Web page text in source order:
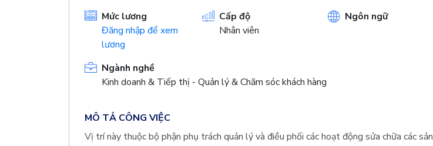
Mức lương
Đăng nhập để xem
lương
Cấp độ
Nhân viên
Ngôn ngữ
Ngành nghề
Kinh doanh & Tiếp thị - Quản lý & Chăm sóc khách hàng
MÔ TẢ CÔNG VIỆC
Vị trí này thuộc bộ phận phụ trách quản lý và điều phối các hoạt động sửa chữa các sản